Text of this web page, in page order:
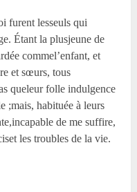
furent lesseuls qui
Étant la plusjeune de
commel’enfant, et
et sœurs, tous
queleur folle indulgence
;mais, habituée à leurs
de me suffire,
les troubles de la vie.